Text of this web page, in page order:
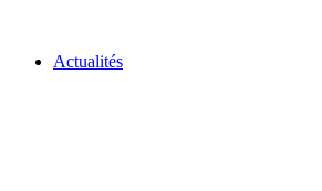
Actualités